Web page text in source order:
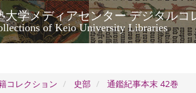
大学メディアセンター デジタルコ
of Keio University Libraries
コレクション 史部 通鑑紀事本末 42巻